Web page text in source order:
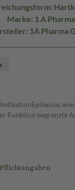
Marke: 1 A Pharma
1A Pharma
Funktion begrenzte